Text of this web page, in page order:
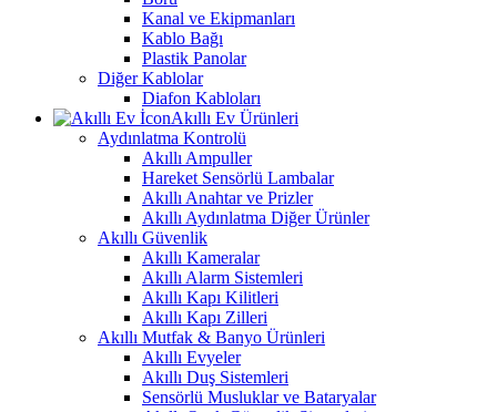
Kanal ve Ekipmanları
Kablo Bağı
Plastik Panolar
Diğer Kablolar
Diafon Kabloları
Akıllı Ev Ürünleri
Aydınlatma Kontrolü
Akıllı Ampuller
Hareket Sensörlü Lambalar
Akıllı Anahtar ve Prizler
Akıllı Aydınlatma Diğer Ürünler
Akıllı Güvenlik
Akıllı Kameralar
Akıllı Alarm Sistemleri
Akıllı Kapı Kilitleri
Akıllı Kapı Zilleri
Akıllı Mutfak & Banyo Ürünleri
Akıllı Evyeler
Akıllı Duş Sistemleri
Sensörlü Musluklar ve Bataryalar